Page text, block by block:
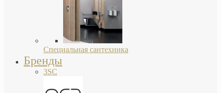
Специальная сантехника
Бренды
3SC